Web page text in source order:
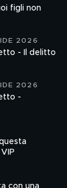
figli non
2026
- Il delitto
2026
-
con una